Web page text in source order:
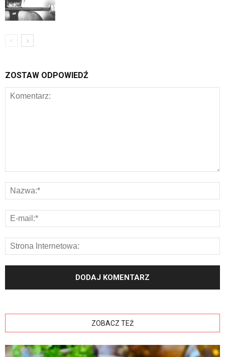
ZOSTAW ODPOWIEDŹ
ZOBACZ TEŻ